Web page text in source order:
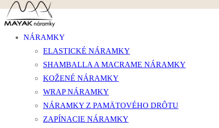
NÁRAMKY
ELASTICKÉ NÁRAMKY
SHAMBALLA A MACRAME NÁRAMKY
KOŽENÉ NÁRAMKY
WRAP NÁRAMKY
NÁRAMKY Z PAMÄTOVÉHO DRÔTU
ZAPÍNACIE NÁRAMKY